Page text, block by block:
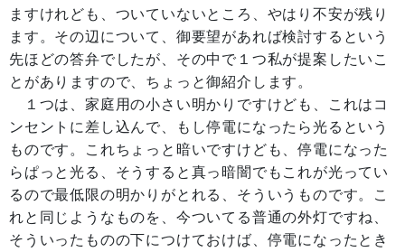
ますけれども、ついていないところ、やはり不安が残り
ます。その辺について、御要望があれば検討するという
先ほどの答弁でしたが、その中で１つ私が提案したいこ
とがありますので、ちょっと御紹介します。
１つは、家庭用の小さい明かりですけども、これはコ
ンセントに差し込んで、もし停電になったら光るという
ものです。これちょっと暗いですけども、停電になった
らぱっと光る、そうすると真っ暗闇でもこれが光ってい
るので最低限の明かりがとれる、そういうものです。こ
れと同じようなものを、今ついてる普通の外灯ですね、
そういったものの下につけておけば、停電になったとき